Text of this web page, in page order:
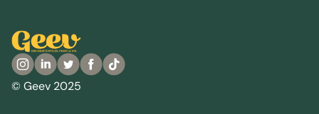
© Geev 2025